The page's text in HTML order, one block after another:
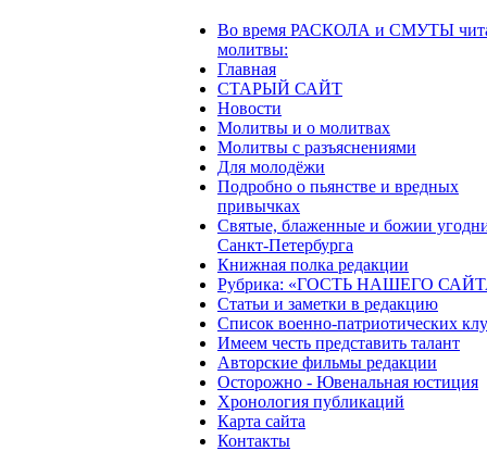
Во время РАСКОЛА и СМУТЫ
молитвы:
Главная
СТАРЫЙ САЙТ
Новости
Молитвы и о молитвах
Молитвы с разъяснениями
Для молодёжи
Подробно о пьянстве и вредных
привычках
Святые, блаженные и божии
Санкт-Петербурга
Книжная полка редакции
Рубрика: «ГОСТЬ НАШЕГО
Статьи и заметки в редакцию
Список военно-патриотических
Имеем честь представить талант
Авторские фильмы редакции
Осторожно - Ювенальная юстиция
Хронология публикаций
Карта сайта
Контакты